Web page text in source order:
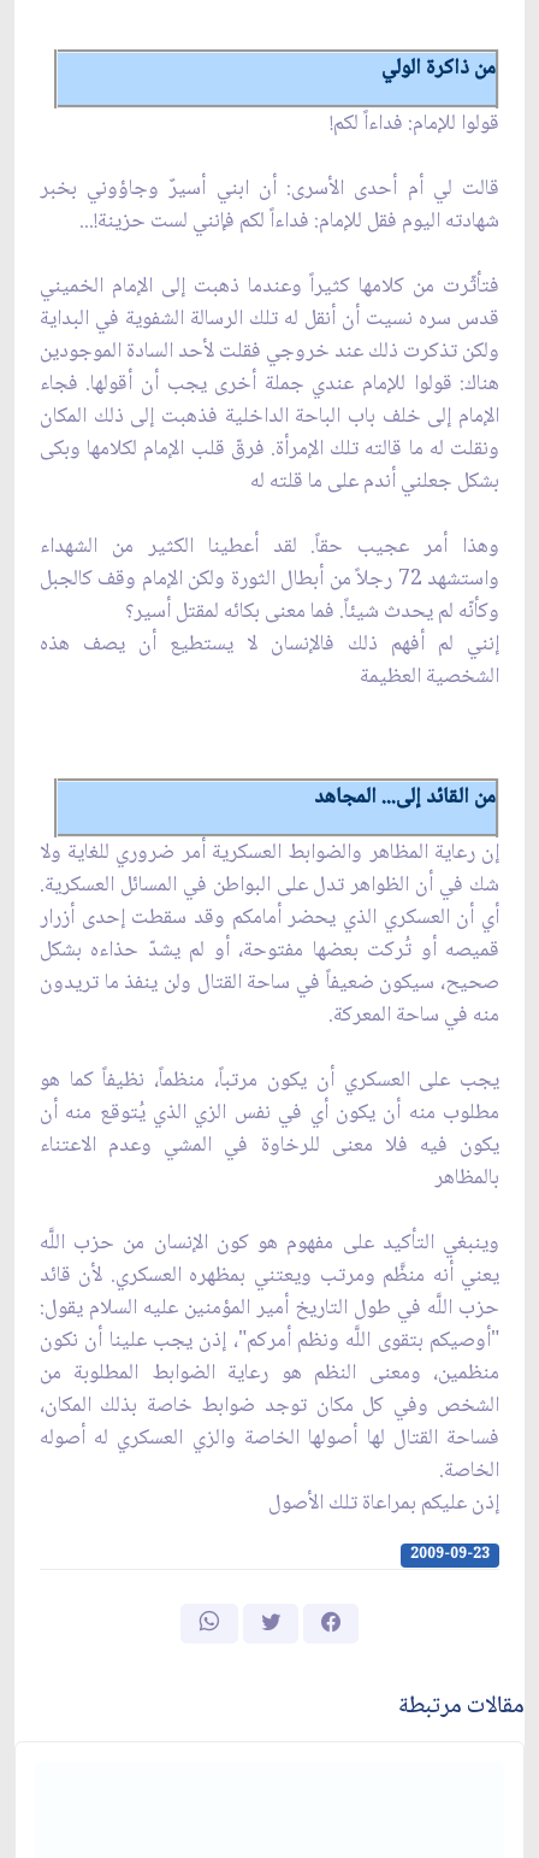
من ذاكرة الولي‏
قولوا للإمام: فداءاً لكم!
قالت لي أم أحدى الأسرى: أن ابني أسيرٌ وجاؤوني بخبر
شهادته اليوم فقل للإمام: فداءاً لكم فإنني لست حزينة!...
فتأثّرت من كلامها كثيراً وعندما ذهبت إلى الإمام الخميني
قدس سره نسيت أن أنقل له تلك الرسالة الشفوية في البداية
ولكن تذكرت ذلك عند خروجي فقلت لأحد السادة الموجودين
هناك: قولوا للإمام عندي جملة أخرى يجب أن أقولها. فجاء
الإمام إلى خلف باب الباحة الداخلية فذهبت إلى ذلك المكان
ونقلت له ما قالته تلك الإمرأة. فرقّ قلب الإمام لكلامها وبكى
بشكل جعلني أندم على ما قلته له
وهذا أمر عجيب حقاً. لقد أعطينا الكثير من الشهداء
واستشهد 72 رجلاً من أبطال الثورة ولكن الإمام وقف كالجبل
وكأنّه لم يحدث شيئاً. فما معنى بكائه لمقتل أسير؟
إنني لم أفهم ذلك فالإنسان لا يستطيع أن يصف هذه
الشخصية العظيمة
من القائد إلى... المجاهد
إن رعاية المظاهر والضوابط العسكرية أمر ضروري للغاية ولا
شك في أن الظواهر تدل على البواطن في المسائل العسكرية.
أي أن العسكري الذي يحضر أمامكم وقد سقطت إحدى أزرار
قميصه أو تُركت بعضها مفتوحة، أو لم يشدّ حذاءه بشكل
صحيح، سيكون ضعيفاً في ساحة القتال ولن ينفذ ما تريدون
منه في ساحة المعركة.
يجب على العسكري أن يكون مرتباً، منظماً، نظيفاً كما هو
مطلوب منه أن يكون أي في نفس الزي الذي يُتوقع منه أن
يكون فيه فلا معنى للرخاوة في المشي وعدم الاعتناء
بالمظاهر
وينبغي التأكيد على مفهوم هو كون الإنسان من حزب اللَّه
يعني أنه منظَّم ومرتب ويعتني بمظهره العسكري. لأن قائد
حزب اللَّه في طول التاريخ أمير المؤمنين عليه السلام يقول:
"أوصيكم بتقوى اللَّه ونظم أمركم"، إذن يجب علينا أن نكون
منظمين، ومعنى النظم هو رعاية الضوابط المطلوبة من
الشخص وفي كل مكان توجد ضوابط خاصة بذلك المكان،
فساحة القتال لها أصولها الخاصة والزي العسكري له أصوله
الخاصة.
إذن عليكم بمراعاة تلك الأصول‏
2009-09-23
مقالات مرتبطة